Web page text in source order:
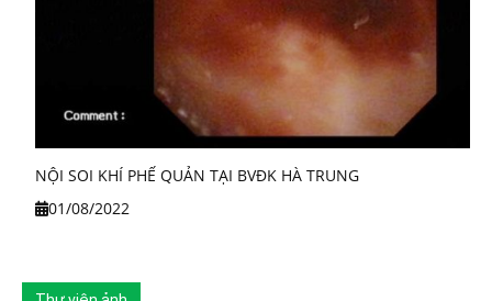
NỘI SOI KHÍ PHẾ QUẢN TẠI BVĐK HÀ TRUNG
01/08/2022